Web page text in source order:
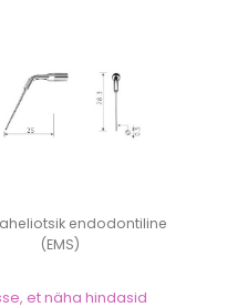
endodontiline
(EMS)
et näha hindasid